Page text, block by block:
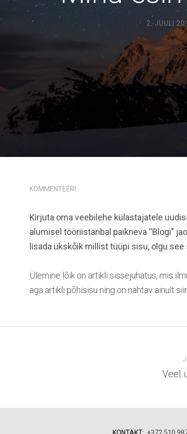
2. JUULI
KOMMENTEERI
Kirjuta oma veebilehe külastajatele
alumisel tööriistaribal paikneva “Blogi”
lisada ükskõik millist tüüpi sisu, olgu
Ülemine lõik on artikli sissejuhatus, mis
aga artikli põhisisu ning on nähtav ainult
Veel